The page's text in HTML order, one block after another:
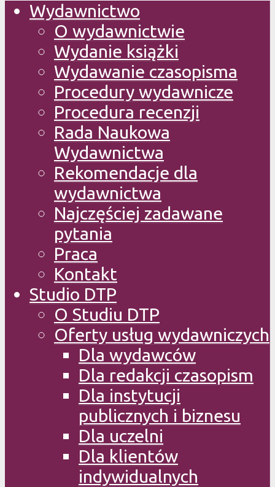
Wydawnictwo
O wydawnictwie
Wydanie książki
Wydawanie czasopisma
Procedury wydawnicze
Procedura recenzji
Rada Naukowa
Wydawnictwa
Rekomendacje dla
wydawnictwa
Najczęściej zadawane
pytania
Praca
Kontakt
Studio DTP
O Studiu DTP
Oferty usług wydawniczych
Dla wydawców
Dla redakcji czasopism
Dla instytucji
publicznych i biznesu
Dla uczelni
Dla klientów
indywidualnych